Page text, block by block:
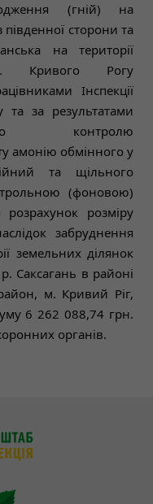
(гній) на
сторони та
на території
Кривого Рогу
Інспекції
та за результатами
контролю
амонію обмінного у
та щільного
(фоновою)
розміру
забруднення
земельних ділянок
Саксагань в районі
м. Кривий Ріг,
6 262 088,74 грн.
органів.